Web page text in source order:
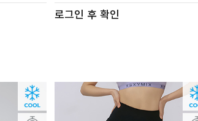
로그인 후 확인